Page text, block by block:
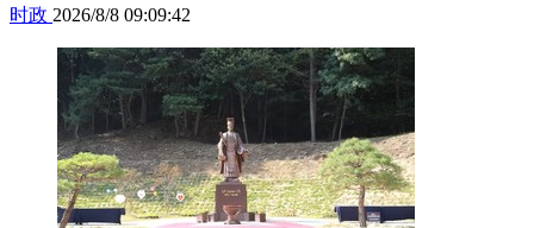
时政 2026/8/8 09:09:42